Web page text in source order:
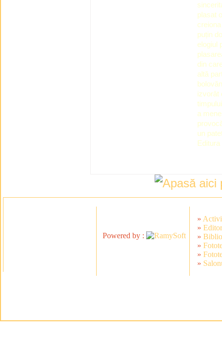
plasat
puțin
elogiul
din
altă
izvorât
a
un
Powered by :
»
»
»
»
»
»